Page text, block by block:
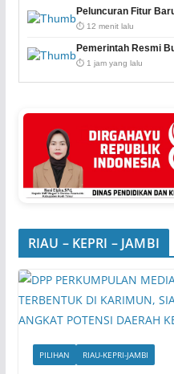
Peluncuran Fitur
⏱️ 12 menit lalu
Pemerintah Resmi
⏱️ 1 jam yang lalu
RIAU – KEPRI – JAMBI
PILIHAN RIAU-KEPRI-JAMBI